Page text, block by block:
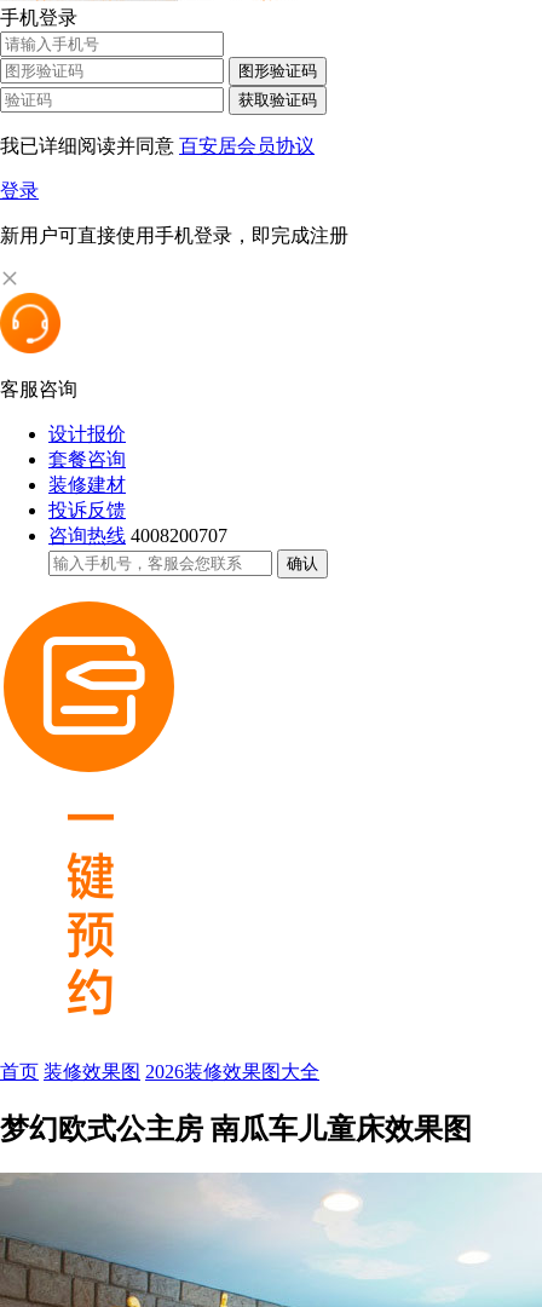
手机登录
图形验证码
获取验证码
我已详细阅读并同意 百安居会员协议
登录
新用户可直接使用手机登录，即完成注册
客服咨询
设计报价
套餐咨询
装修建材
投诉反馈
咨询热线 4008200707
确认
首页 装修效果图 2026装修效果图大全
梦幻欧式公主房 南瓜车儿童床效果图